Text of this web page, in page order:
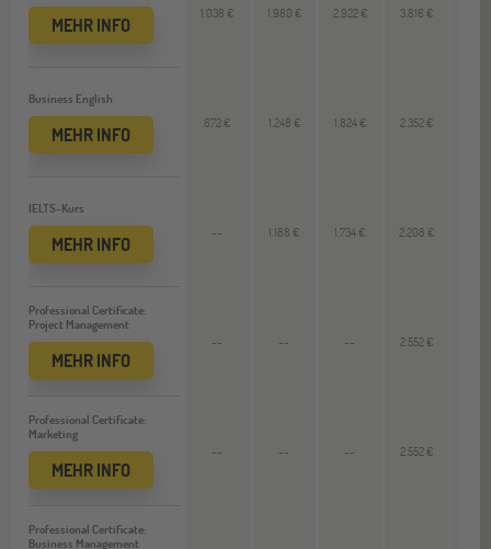
MEHR INFO
Business English
MEHR INFO
IELTS-Kurs
MEHR INFO
Professional Certificate:
Project Management
MEHR INFO
Professional Certificate:
Marketing
MEHR INFO
Professional Certificate:
Business Management
1.038 € 1.980 € 2.922 € 3.816 €
672 € 1.248 € 1.824 € 2.352 €
-- 1.188 € 1.734 € 2.208 €
-- -- -- 2.552 €
-- -- -- 2.552 €